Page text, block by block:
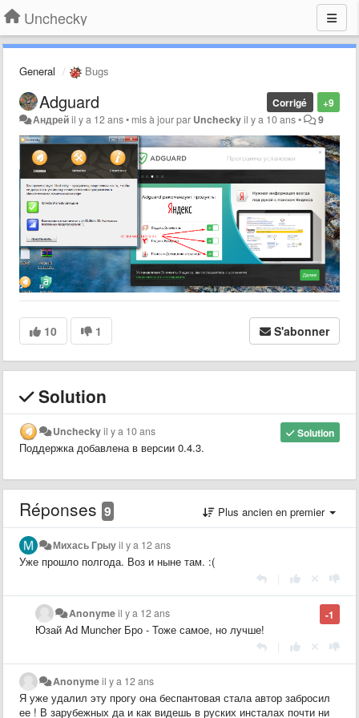
Unchecky
General Bugs
+9
Corrigé
Adguard
Андрейil y a 12 ans• mis à jour par Uncheckyil y a 10 ans• 9
10 1 S'abonner
Solution
Solution
Uncheckyil y a 10 ans
Поддержка добавлена в версии 0.4.3.
Réponses 9 Plus ancien en premier
Михась Грыуil y a 12 ans
Уже прошло полгода. Воз и ныне там. :(
-1
Anonymeil y a 12 ans
Юзай Ad Muncher Бро - Тоже самое, но лучше!
Anonymeil y a 12 ans
Я уже удалил эту прогу она беспантовая стала автор забросил
ее ! В зарубежных да и как видешь в руских инсталах почти ни